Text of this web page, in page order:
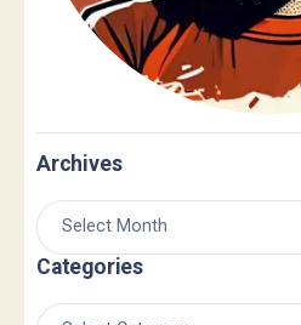
Archives
Categories